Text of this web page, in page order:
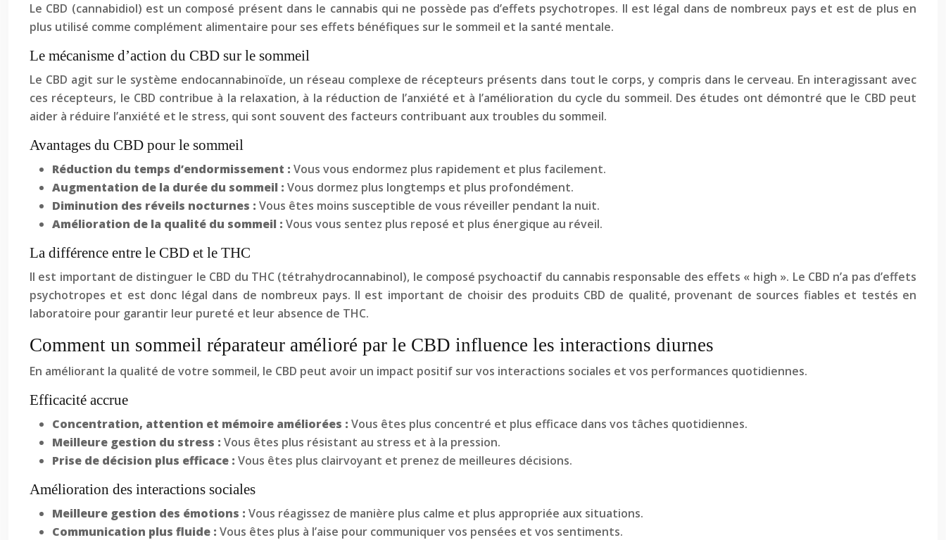
Le CBD (cannabidiol) est un composé présent dans le cannabis qui ne possède pas d’effets psychotropes. Il est légal dans de nombreux pays et est de plus en
plus utilisé comme complément alimentaire pour ses effets bénéfiques sur le sommeil et la santé mentale.
Le mécanisme d’action du CBD sur le sommeil
Le CBD agit sur le système endocannabinoïde, un réseau complexe de récepteurs présents dans tout le corps, y compris dans le cerveau. En interagissant avec
ces récepteurs, le CBD contribue à la relaxation, à la réduction de l’anxiété et à l’amélioration du cycle du sommeil. Des études ont démontré que le CBD peut
aider à réduire l’anxiété et le stress, qui sont souvent des facteurs contribuant aux troubles du sommeil.
Avantages du CBD pour le sommeil
Réduction du temps d’endormissement : Vous vous endormez plus rapidement et plus facilement.
Augmentation de la durée du sommeil : Vous dormez plus longtemps et plus profondément.
Diminution des réveils nocturnes : Vous êtes moins susceptible de vous réveiller pendant la nuit.
Amélioration de la qualité du sommeil : Vous vous sentez plus reposé et plus énergique au réveil.
La différence entre le CBD et le THC
Il est important de distinguer le CBD du THC (tétrahydrocannabinol), le composé psychoactif du cannabis responsable des effets « high ». Le CBD n’a pas d’effets
psychotropes et est donc légal dans de nombreux pays. Il est important de choisir des produits CBD de qualité, provenant de sources fiables et testés en
laboratoire pour garantir leur pureté et leur absence de THC.
Comment un sommeil réparateur amélioré par le CBD influence les interactions diurnes
En améliorant la qualité de votre sommeil, le CBD peut avoir un impact positif sur vos interactions sociales et vos performances quotidiennes.
Efficacité accrue
Concentration, attention et mémoire améliorées : Vous êtes plus concentré et plus efficace dans vos tâches quotidiennes.
Meilleure gestion du stress : Vous êtes plus résistant au stress et à la pression.
Prise de décision plus efficace : Vous êtes plus clairvoyant et prenez de meilleures décisions.
Amélioration des interactions sociales
Meilleure gestion des émotions : Vous réagissez de manière plus calme et plus appropriée aux situations.
Communication plus fluide : Vous êtes plus à l’aise pour communiquer vos pensées et vos sentiments.